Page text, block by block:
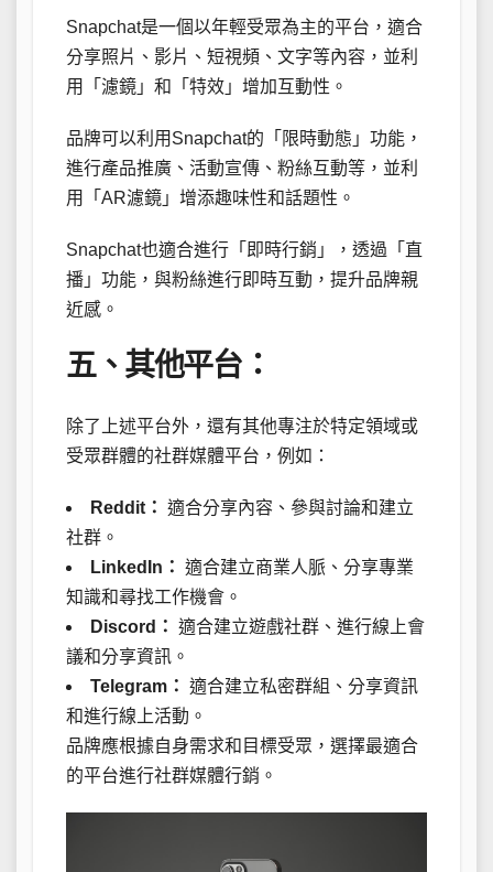
Snapchat是一個以年輕受眾為主的平台，適合
分享照片、影片、短視頻、文字等內容，並利
用「濾鏡」和「特效」增加互動性。
品牌可以利用Snapchat的「限時動態」功能，
進行產品推廣、活動宣傳、粉絲互動等，並利
用「AR濾鏡」增添趣味性和話題性。
Snapchat也適合進行「即時行銷」，透過「直
播」功能，與粉絲進行即時互動，提升品牌親
近感。
五、其他平台：
除了上述平台外，還有其他專注於特定領域或
受眾群體的社群媒體平台，例如：
Reddit： 適合分享內容、參與討論和建立
社群。
LinkedIn： 適合建立商業人脈、分享專業
知識和尋找工作機會。
Discord： 適合建立遊戲社群、進行線上會
議和分享資訊。
Telegram： 適合建立私密群組、分享資訊
和進行線上活動。
品牌應根據自身需求和目標受眾，選擇最適合
的平台進行社群媒體行銷。